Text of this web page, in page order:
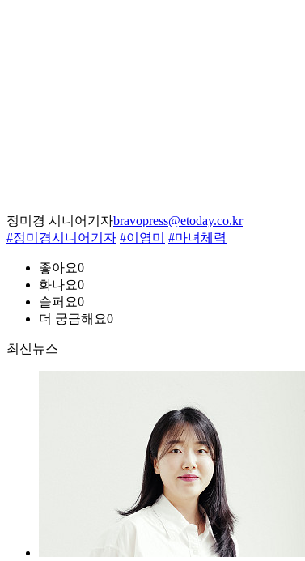
정미경 시니어기자bravopress@etoday.co.kr
#정미경시니어기자 #이영미 #마녀체력
좋아요0
화나요0
슬퍼요0
더 궁금해요0
최신뉴스